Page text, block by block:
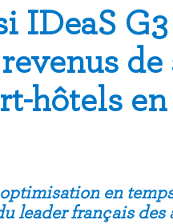
IDeaS
de
hôtels
en
leader français des